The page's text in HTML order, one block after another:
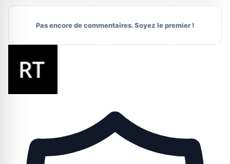
Pas encore de commentaires. Soyez le premier !